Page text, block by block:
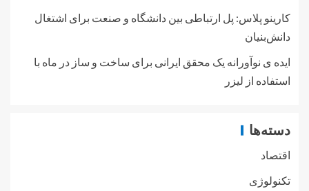
کارینو پلاس: پل ارتباطی بین دانشگاه و صنعت برای اشتغال
دانش‌بنیان
ایده ی نوآورانه یک محقق ایرانی برای ساخت و ساز در ماه با
استفاده از لیزر
دسته‌ها
اقتصاد
تکنولوژی